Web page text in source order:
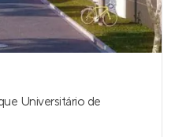
Universitário de